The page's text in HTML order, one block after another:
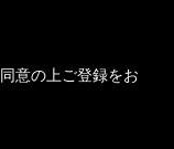
意の上ご登録をお